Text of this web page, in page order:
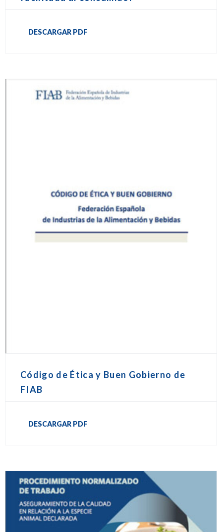
DESCARGAR PDF
Código de Ética y Buen Gobierno de
FIAB
DESCARGAR PDF